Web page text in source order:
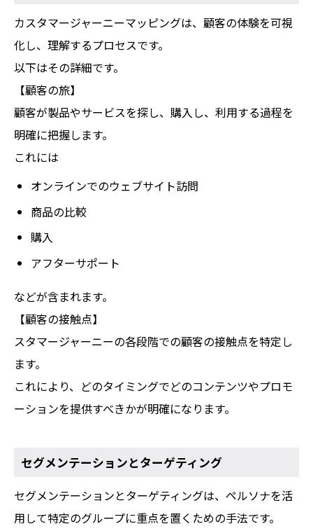
カスタマージャーニーマッピングは、顧客の体験を可視
化し、理解するプロセスです。
以下はその詳細です。
【顧客の旅】
顧客が製品やサービスを探し、購入し、利用する過程を
明確に把握します。
これには
オンラインでのウェブサイト訪問
商品の比較
購入
アフターサポート
などが含まれます。
【顧客の接触点】
スタマージャーニーの各段階での顧客の接触点を特定し
ます。
これにより、どのタイミングでどのコンテンツやプロモ
ーションを提供すべきかが明確になります。
セグメンテーションとターゲティング
セグメンテーションとターゲティングは、ペルソナを活
用して特定のグループに重点を置くための手法です。